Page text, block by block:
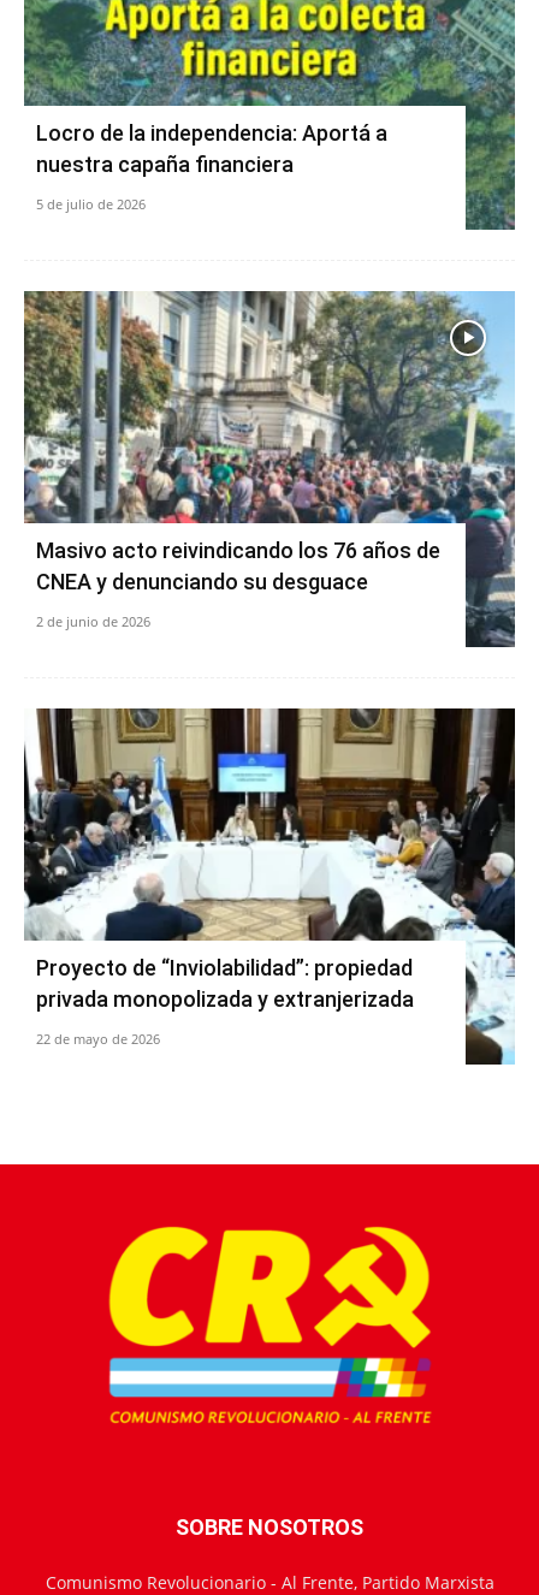
Locro de la independencia: Aportá a
nuestra capaña financiera
5 de julio de 2026
Masivo acto reivindicando los 76 años de
CNEA y denunciando su desguace
2 de junio de 2026
Proyecto de “Inviolabilidad”: propiedad
privada monopolizada y extranjerizada
22 de mayo de 2026
SOBRE NOSOTROS
Comunismo Revolucionario - Al Frente, Partido Marxista